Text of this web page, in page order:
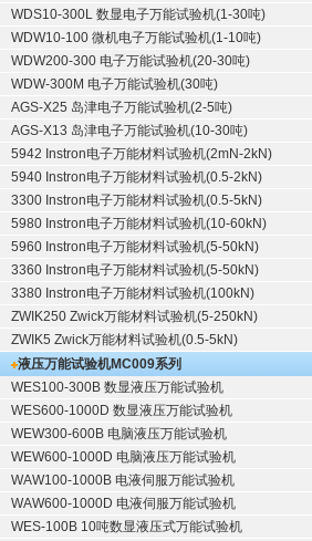
WDS10-300L 数显电子万能试验机(1-30吨)
WDW10-100 微机电子万能试验机(1-10吨)
WDW200-300 电子万能试验机(20-30吨)
WDW-300M 电子万能试验机(30吨)
AGS-X25 岛津电子万能试验机(2-5吨)
AGS-X13 岛津电子万能试验机(10-30吨)
5942 Instron电子万能材料试验机(2mN-2kN)
5940 Instron电子万能材料试验机(0.5-2kN)
3300 Instron电子万能材料试验机(0.5-5kN)
5980 Instron电子万能材料试验机(10-60kN)
5960 Instron电子万能材料试验机(5-50kN)
3360 Instron电子万能材料试验机(5-50kN)
3380 Instron电子万能材料试验机(100kN)
ZWIK250 Zwick万能材料试验机(5-250kN)
ZWIK5 Zwick万能材料试验机(0.5-5kN)
液压万能试验机MC009系列
WES100-300B 数显液压万能试验机
WES600-1000D 数显液压万能试验机
WEW300-600B 电脑液压万能试验机
WEW600-1000D 电脑液压万能试验机
WAW100-1000B 电液伺服万能试验机
WAW600-1000D 电液伺服万能试验机
WES-100B 10吨数显液压式万能试验机